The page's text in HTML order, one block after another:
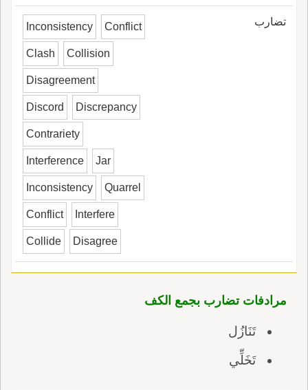
تضارب Inconsistency Conflict
Clash Collision
Disagreement
Discord Discrepancy
Contrariety
Interference Jar
Inconsistency Quarrel
Conflict Interfere
Collide Disagree
مرادفات تضارب بجمع الكف
تَنَازُل
تَخَلِّي